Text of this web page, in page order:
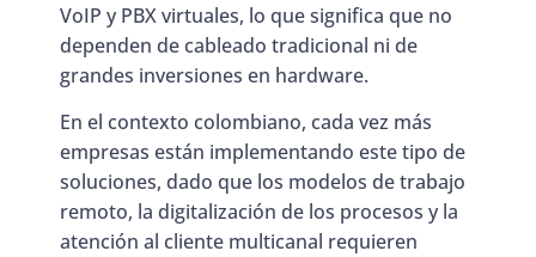
VoIP y PBX virtuales, lo que significa que no
dependen de cableado tradicional ni de
grandes inversiones en hardware.
En el contexto colombiano, cada vez más
empresas están implementando este tipo de
soluciones, dado que los modelos de trabajo
remoto, la digitalización de los procesos y la
atención al cliente multicanal requieren